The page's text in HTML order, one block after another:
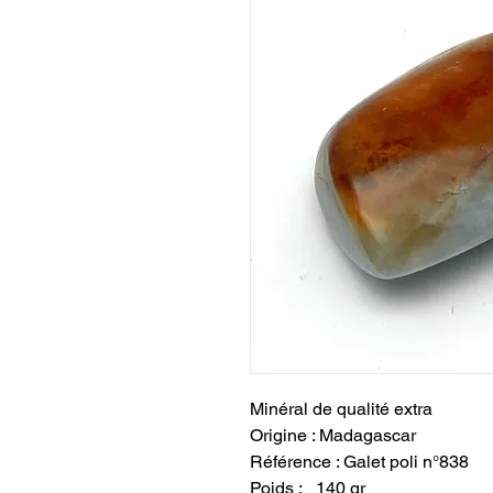
Minéral de qualité extra
Origine : Madagascar
Référence : Galet poli n°838
Poids : 140 gr